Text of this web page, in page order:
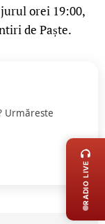
orei 19:00,
de Paște.
Urmăreste
RADIO LIVE